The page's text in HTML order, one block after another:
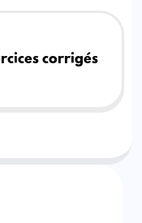
corrigés